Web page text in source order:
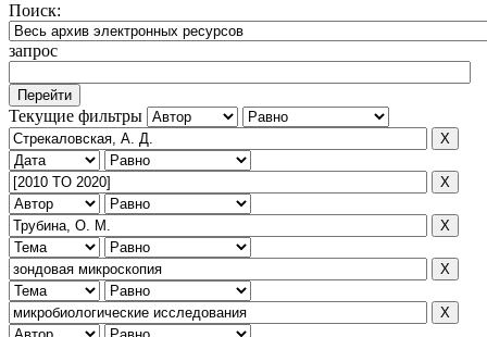
Поиск:
запрос
Текущие фильтры